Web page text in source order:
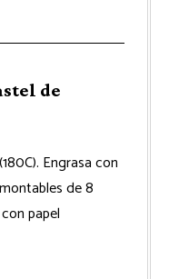
de
Engrasa con
de 8
papel